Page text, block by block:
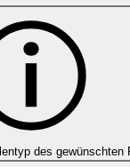
des gewünschten